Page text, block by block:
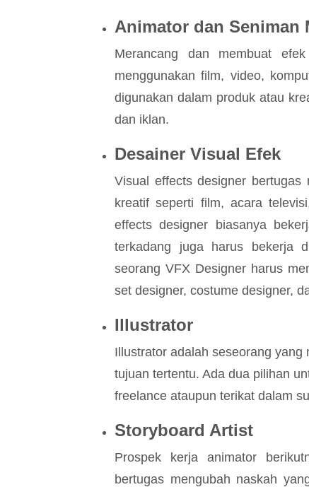
Animator dan Seniman
Merancang dan membuat
menggunakan film, video,
digunakan dalam produk atau
dan iklan.
Desainer Visual Efek
Visual effects designer bertugas
kreatif seperti film, acara
effects designer biasanya
terkadang juga harus bekerja
seorang VFX Designer harus
set designer, costume designer,
Illustrator
Illustrator adalah seseorang
tujuan tertentu. Ada dua pilihan
freelance ataupun terikat dalam
Storyboard Artist
Prospek kerja animator
bertugas mengubah naskah